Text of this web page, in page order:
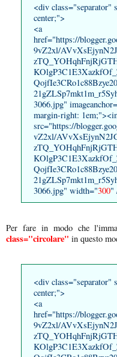
<div class="separator"
center;">
<a
href="https://
9vZ2xl/
3066.jpg"
margin-right:
src="https://
vZ2xl/
3066.jpg" width="300"
Per fare in modo che
class="circolare" in questo
<div class="separator"
center;">
<a
href="https://
9vZ2xl/